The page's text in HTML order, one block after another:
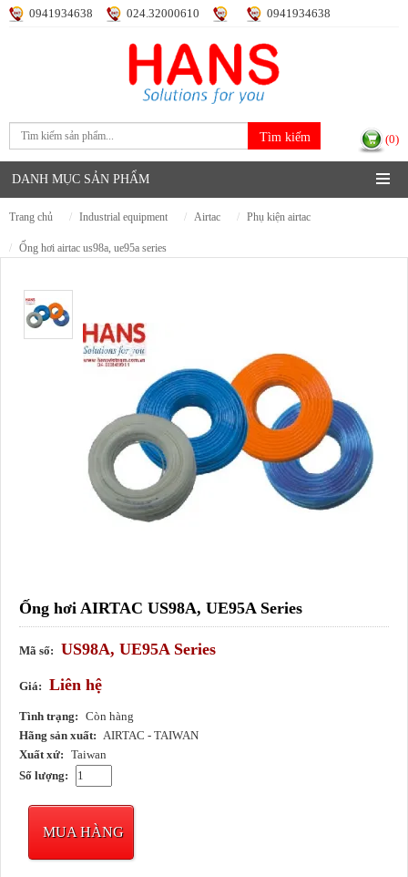
0941934638 024.32000610 0941934638
(0)
DANH MỤC SẢN PHẨM
trang chủ industrial equipment airtac phụ kiện airtac
ống hơi airtac us98a, ue95a series
Ống hơi AIRTAC US98A, UE95A Series
Mã số: US98A, UE95A Series
Giá: Liên hệ
Tình trạng:
Còn hàng
Hãng sản xuất: AIRTAC - TAIWAN
Xuất xứ:
Taiwan
Số lượng:
MUA HÀNG